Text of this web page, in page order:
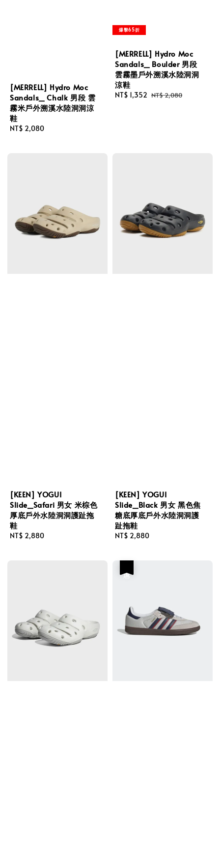
[MERRELL] Hydro Moc
Sandals_ Chalk 男段 雲
霧米戶外溯溪水陸洞洞涼
鞋
Regular
NT$ 2,080
爆擊65折
[MERRELL] Hydro Moc
Sandals_ Boulder 男段
雲霧墨戶外溯溪水陸洞洞
涼鞋
Sale
NT$ 1,352 Regular
NT$ 2,080
[KEEN] YOGUI
Slide_Safari 男女 米棕色
厚底戶外水陸洞洞護趾拖
鞋
Regular
NT$ 2,880
[KEEN] YOGUI
Slide_Black 男女 黑色焦
糖底厚底戶外水陸洞洞護
趾拖鞋
Regular
NT$ 2,880